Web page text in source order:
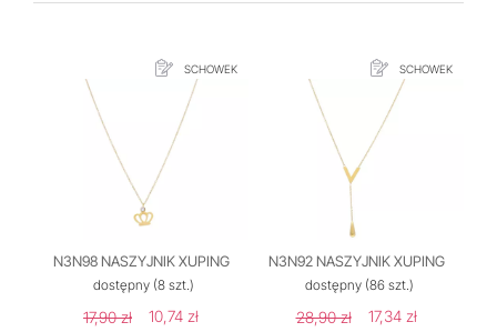
SCHOWEK
N3N98 NASZYJNIK XUPING
dostępny (8 szt.)
17,90 zł 10,74 zł
SCHOWEK
N3N92 NASZYJNIK XUPING
dostępny(86 szt.)
28,90 zł 17,34 zł